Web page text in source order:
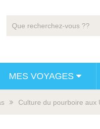
MES VOYAGES
Culture du pourboire aux